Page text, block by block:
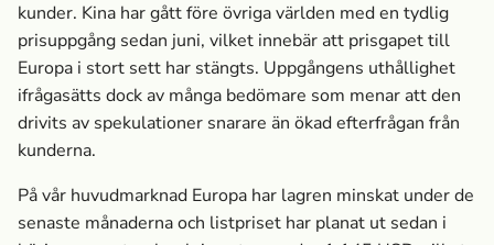
kunder. Kina har gått före övriga världen med en tydlig
prisuppgång sedan juni, vilket innebär att prisgapet till
Europa i stort sett har stängts. Uppgångens uthållighet
ifrågasätts dock av många bedömare som menar att den
drivits av spekulationer snarare än ökad efterfrågan från
kunderna.
På vår huvudmarknad Europa har lagren minskat under de
senaste månaderna och listpriset har planat ut sedan i